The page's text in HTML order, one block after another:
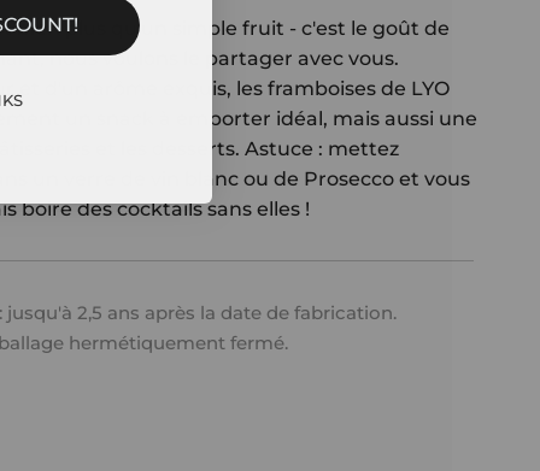
bien plus qu'un simple fruit - c'est le goût de
nous voulons le partager avec vous.
et d'un arôme exquis, les framboises de LYO
un snack à emporter idéal, mais aussi une
et les desserts. Astuce : mettez
un verre de vin blanc ou de Prosecco et vous
boire des cocktails sans elles !
jusqu'à 2,5 ans après la date de fabrication.
hermétiquement fermé.
ㅤㅤ
ㅤㅤ